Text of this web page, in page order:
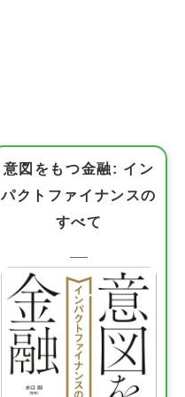
意図をもつ金融: イン
パクトファイナンスの
すべて